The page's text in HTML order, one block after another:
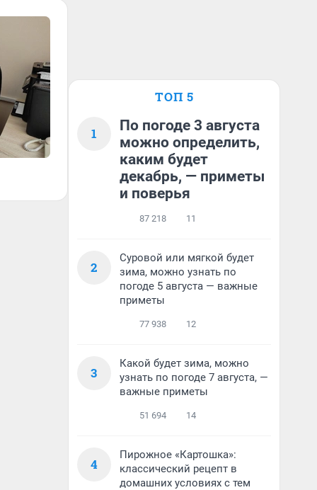
ТОП 5
1
По погоде 3 августа
можно определить,
каким будет
декабрь, — приметы
и поверья
87 218 11
2
Суровой или мягкой будет
зима, можно узнать по
погоде 5 августа — важные
приметы
77 938 12
3
Какой будет зима, можно
узнать по погоде 7 августа, —
важные приметы
51 694 14
4
Пирожное «Картошка»:
классический рецепт в
домашних условиях с тем